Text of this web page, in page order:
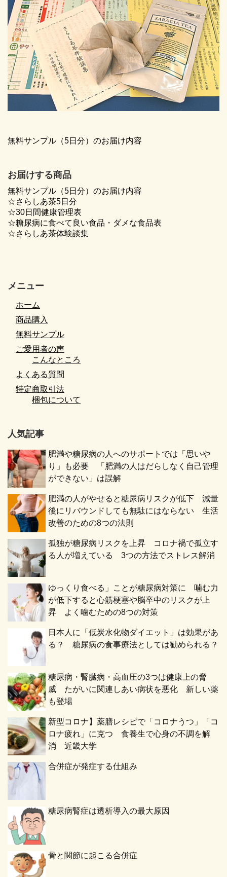
無料サンプル（5日分）のお届け内容
お届けする商品
無料サンプル（5日分）のお届け内容
☆さらしあ茶5日分
☆30日間健康管理表
☆糖尿病に食べて良い食品・ダメな食品表
☆さらしあ茶体験談集
メニュー
ホーム
商品購入
無料サンプル
ご愛用者の声
こんなところ
よくある質問
特定商取引法
梱包について
人気記事
肥満や糖尿病の人へのサポートでは「思いや
り」も必要 「肥満の人はだらしなく自己管理
ができない」は誤解
肥満の人がやせると糖尿病リスクが低下 減量
後にリバウンドしても無駄にはならない 生活
改善のための8つの法則
孤独が糖尿病リスクを上昇 コロナ禍で孤立す
る人が増えている 3つの方法でストレス解消
ゆっくり食べる」ことが糖尿病対策に 噛む力
が低下すると心筋梗塞や脳卒中のリスクが上
昇 よく噛むための8つの対策
日本人に「低炭水化物ダイエット」は効果があ
る？ 糖尿病の食事療法としては勧められる？
糖尿病・腎臓病・高血圧の3つは健康上の脅
威 たがいに関連しあい病状を悪化 新しい薬
も登場
新型コロナ】薬膳レシピで「コロナうつ」「コ
ロナ疲れ」に克つ 食養生で心身の不調を解
消 近畿大学
合併症が発症する仕組み
糖尿病腎症は透析導入の最大原因
骨と関節に起こる合併症